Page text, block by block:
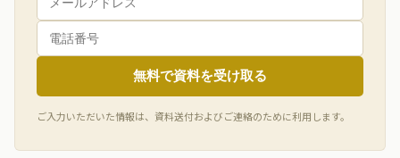
無料で資料を受け取る
ご入力いただいた情報は、資料送付およびご連絡のために利用します。